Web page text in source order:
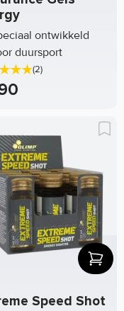
ontwikkeld
duursport
(2)
Speed Shot